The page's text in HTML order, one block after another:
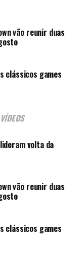
vão reunir duas
clássicos games
VÍDEOS
volta da
vão reunir duas
clássicos games